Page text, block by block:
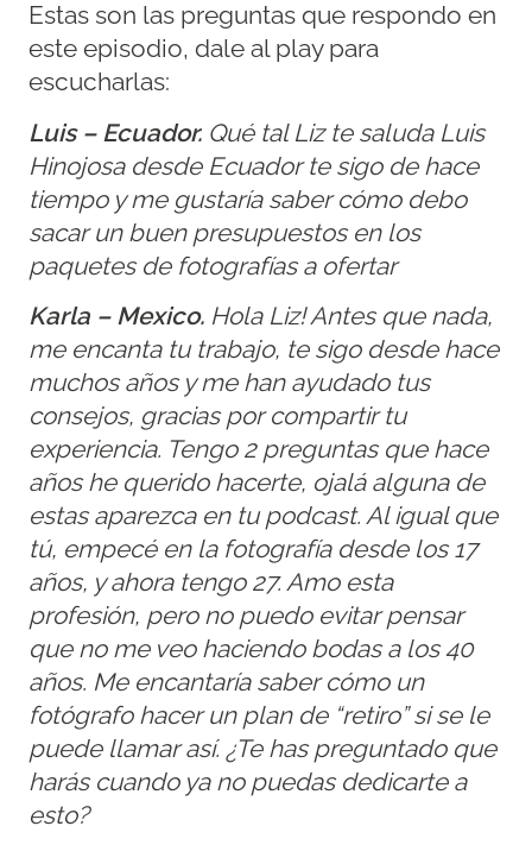
Estas son las preguntas que respondo en
este episodio, dale al play para
escucharlas:
Luis – Ecuador. Qué tal Liz te saluda Luis
Hinojosa desde Ecuador te sigo de hace
tiempo y me gustaría saber cómo debo
sacar un buen presupuestos en los
paquetes de fotografías a ofertar
Karla – Mexico. Hola Liz! Antes que nada,
me encanta tu trabajo, te sigo desde hace
muchos años y me han ayudado tus
consejos, gracias por compartir tu
experiencia. Tengo 2 preguntas que hace
años he querido hacerte, ojalá alguna de
estas aparezca en tu podcast. Al igual que
tú, empecé en la fotografía desde los 17
años, y ahora tengo 27. Amo esta
profesión, pero no puedo evitar pensar
que no me veo haciendo bodas a los 40
años. Me encantaría saber cómo un
fotógrafo hacer un plan de “retiro” si se le
puede llamar así. ¿Te has preguntado que
harás cuando ya no puedas dedicarte a
esto?